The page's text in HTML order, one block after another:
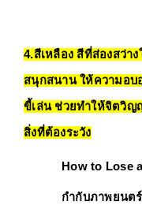
4.สีเหลือง สีที่ส่องสว่า
สนุกสนาน ให้ความอบ
ขี้เล่น ช่วยทำให้จิตวิ
สิ่งที่ต้องระวัง
How to Lose
กำกับภาพยนต